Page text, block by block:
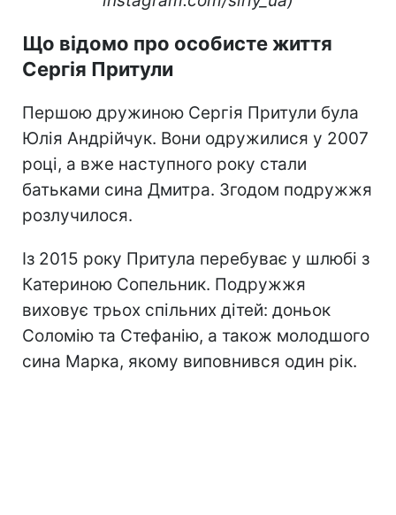
Що відомо про особисте життя
Сергія Притули
Першою дружиною Сергія Притули була
Юлія Андрійчук. Вони одружилися у 2007
році, а вже наступного року стали
батьками сина Дмитра. Згодом подружжя
розлучилося.
Із 2015 року Притула перебуває у шлюбі з
Катериною Сопельник. Подружжя
виховує трьох спільних дітей: доньок
Соломію та Стефанію, а також молодшого
сина Марка, якому виповнився один рік.